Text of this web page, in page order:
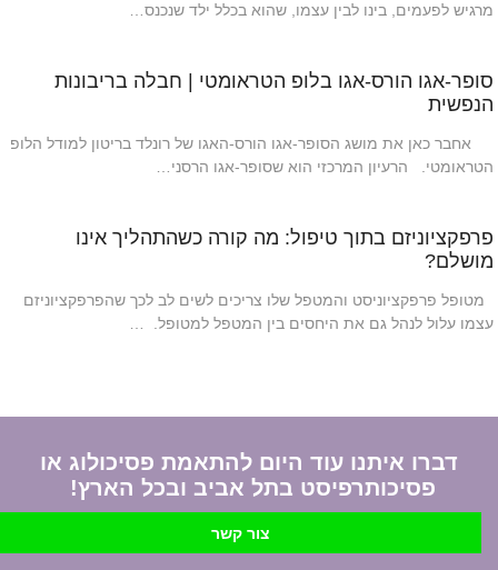
מרגיש לפעמים, בינו לבין עצמו, שהוא בכלל ילד שנכנס…
סופר-אגו הורס-אגו בלופ הטראומטי | חבלה בריבונות
הנפשית
אחבר כאן את מושג הסופר-אגו הורס-האגו של רונלד בריטון למודל הלופ
הטראומטי. הרעיון המרכזי הוא שסופר-אגו הרסני…
פרפקציוניזם בתוך טיפול: מה קורה כשהתהליך אינו
מושלם?
מטופל פרפקציוניסט והמטפל שלו צריכים לשים לב לכך שהפרפקציוניזם
עצמו עלול לנהל גם את היחסים בין המטפל למטופל. …
דברו איתנו עוד היום להתאמת פסיכולוג או
פסיכותרפיסט בתל אביב ובכל הארץ!
צור קשר